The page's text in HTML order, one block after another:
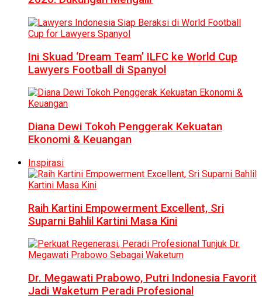
Ini Skuad ‘Dream Team’ ILFC ke World Cup
Lawyers Football di Spanyol
Diana Dewi Tokoh Penggerak Kekuatan
Ekonomi & Keuangan
Inspirasi
Raih Kartini Empowerment Excellent, Sri
Suparni Bahlil Kartini Masa Kini
Dr. Megawati Prabowo, Putri Indonesia Favorit
Jadi Waketum Peradi Profesional